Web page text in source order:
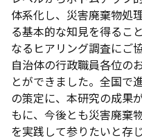
体系化し、災害廃棄物処
る基本的な知見を得るこ
なるヒアリング調査にご
自治体の行政職員各位の
とができました。全国で
の策定に、本研究の成果
もに、今後とも災害廃棄
を実践して参りたいと存じ